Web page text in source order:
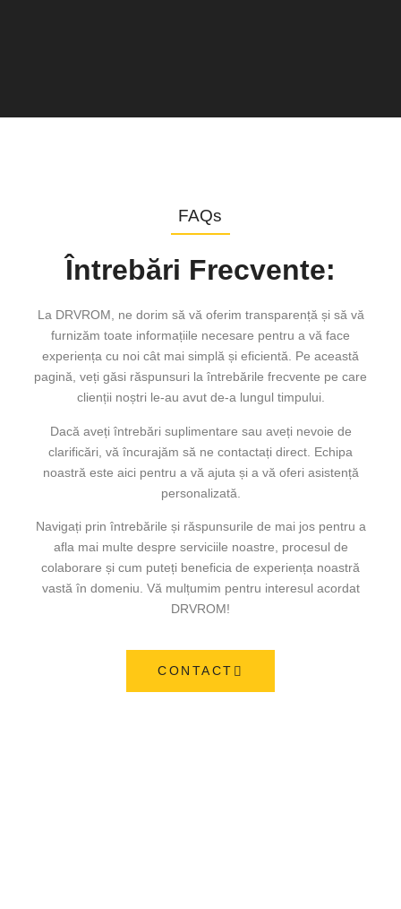
FAQs
Întrebări Frecvente:
La DRVROM, ne dorim să vă oferim transparență și să vă
furnizăm toate informațiile necesare pentru a vă face
experiența cu noi cât mai simplă și eficientă. Pe această
pagină, veți găsi răspunsuri la întrebările frecvente pe care
clienții noștri le-au avut de-a lungul timpului.
Dacă aveți întrebări suplimentare sau aveți nevoie de
clarificări, vă încurajăm să ne contactați direct. Echipa
noastră este aici pentru a vă ajuta și a vă oferi asistență
personalizată.
Navigați prin întrebările și răspunsurile de mai jos pentru a
afla mai multe despre serviciile noastre, procesul de
colaborare și cum puteți beneficia de experiența noastră
vastă în domeniu. Vă mulțumim pentru interesul acordat
DRVROM!
CONTACT